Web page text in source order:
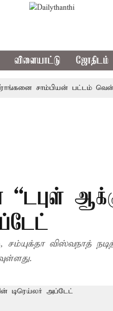
விளையாட்டு ஜோதிடம்
சாம்பியன் பட்டம் வென்றார்
விஸ்​வ​நாத்